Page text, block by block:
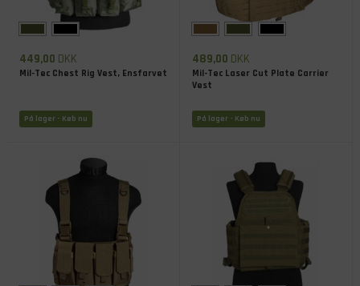
449,00 DKK
Mil-Tec Chest Rig Vest, Ensfarvet
På lager - Køb nu
489,00 DKK
Mil-Tec Laser Cut Plate Carrier
Vest
På lager - Køb nu